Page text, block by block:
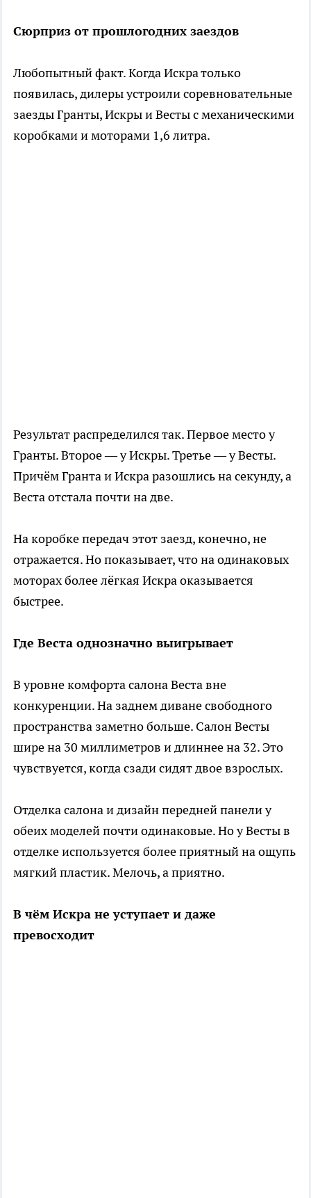
Сюрприз от прошлогодних заездов
Любопытный факт. Когда Искра только
появилась, дилеры устроили соревновательные
заезды Гранты, Искры и Весты с механическими
коробками и моторами 1,6 литра.
Результат распределился так. Первое место у
Гранты. Второе — у Искры. Третье — у Весты.
Причём Гранта и Искра разошлись на секунду, а
Веста отстала почти на две.
На коробке передач этот заезд, конечно, не
отражается. Но показывает, что на одинаковых
моторах более лёгкая Искра оказывается
быстрее.
Где Веста однозначно выигрывает
В уровне комфорта салона Веста вне
конкуренции. На заднем диване свободного
пространства заметно больше. Салон Весты
шире на 30 миллиметров и длиннее на 32. Это
чувствуется, когда сзади сидят двое взрослых.
Отделка салона и дизайн передней панели у
обеих моделей почти одинаковые. Но у Весты в
отделке используется более приятный на ощупь
мягкий пластик. Мелочь, а приятно.
В чём Искра не уступает и даже
превосходит